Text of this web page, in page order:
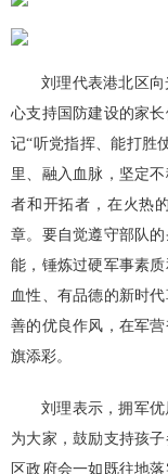
刘理代表港北区
心支持国防建设的家
记“听党指挥、能打胜
里、融入血脉，坚定
者和开拓者，在火热
章。要自觉遵守部队
能，锤炼过硬军事素
血性、有品德的新时
善的优良作风，在军
旗添彩。
刘理表示，拥军优
为大家，鼓励支持孩
区政府会一如既往地